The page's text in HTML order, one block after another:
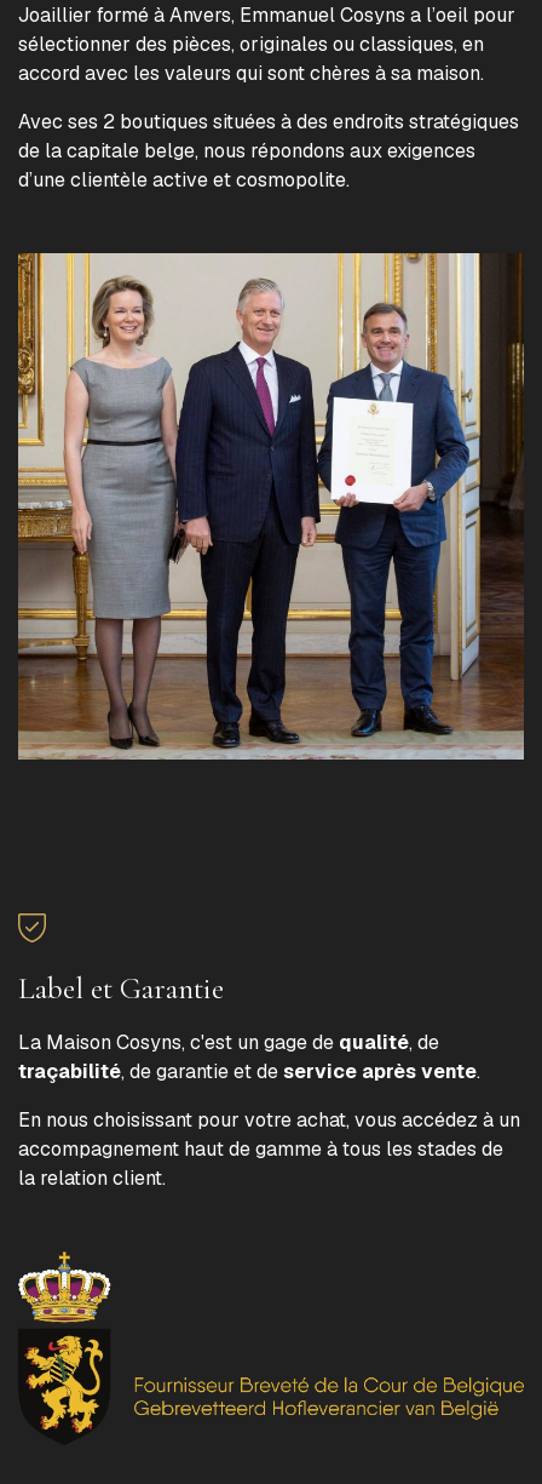
Joaillier formé à Anvers, Emmanuel Cosyns a l’oeil pour
sélectionner des pièces, originales ou classiques, en
accord avec les valeurs qui sont chères à sa maison.
Avec ses 2 boutiques situées à des endroits stratégiques
de la capitale belge, nous répondons aux exigences
d’une clientèle active et cosmopolite.
Label et Garantie
La Maison Cosyns, c'est un gage de qualité, de
traçabilité, de garantie et deservice après vente.
En nous choisissant pour votre achat, vous accédez à un
accompagnement haut de gamme à tous les stades de
la relation client.